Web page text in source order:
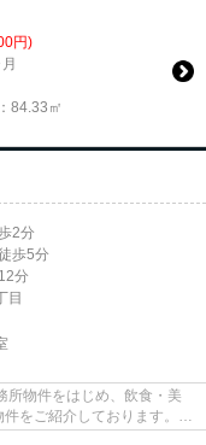
円)
84.33㎡
2分
歩5分
分
目
所物件をはじめ、飲食・美
をご紹介しております。